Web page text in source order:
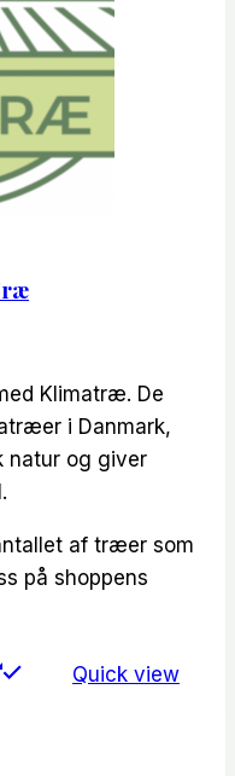
Klimatræ. De
i Danmark,
natur og giver
af træer som
på shoppens
Quick view